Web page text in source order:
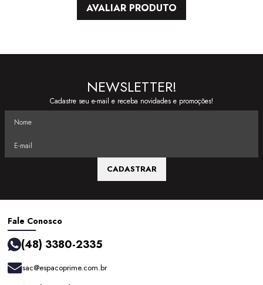
AVALIAR PRODUTO
NEWSLETTER!
Cadastre seu e-mail e receba novidades e promoções!
CADASTRAR
Fale Conosco
(48) 3380-2335
sac@espacoprime.com.br